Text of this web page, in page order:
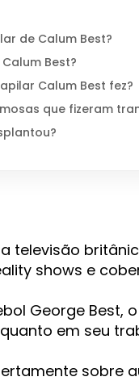
de Calum Best?
Best?
Calum Best fez?
que fizeram
televisão
shows e
George Best,
em seu
sobre